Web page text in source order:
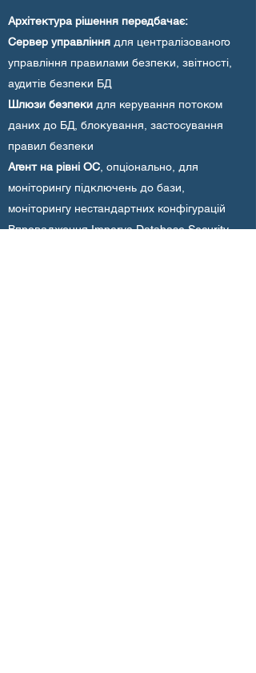
Архітектура рішення передбачає:
Сервер управління для централізованого
управління правилами безпеки, звітності,
аудитів безпеки БД
Шлюзи безпеки для керування потоком
даних до БД, блокування, застосування
правил безпеки
Агент на рівні ОС , опціонально, для
моніторингу підключень до бази,
моніторингу нестандартних конфігурацій
Впровадження Imperva Database Security